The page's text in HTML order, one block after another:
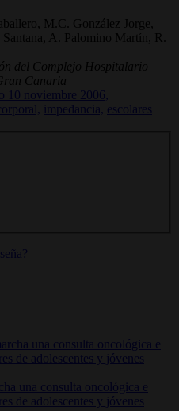
M.C. González Jorge,
A. Palomino Martín, R.
del Complejo Hospitalario
Canaria
10 noviembre 2006,
impedancia, escolares
una consulta oncológica e
de adolescentes y jóvenes